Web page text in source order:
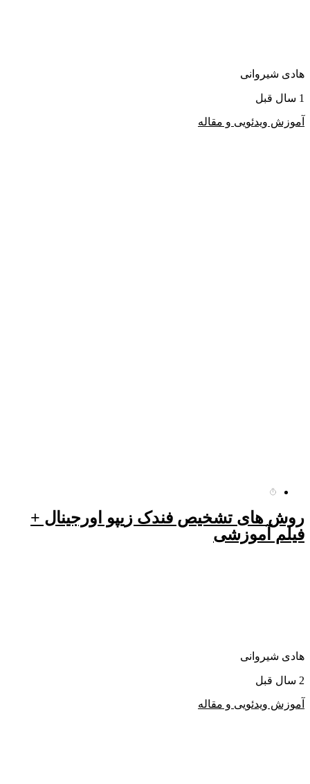
هادی شیروانی
1 سال قبل
آموزش ویدئویی و مقاله
روش های تشخیص فندک زیپو اورجینال +
فیلم آموزشی
هادی شیروانی
2 سال قبل
آموزش ویدئویی و مقاله